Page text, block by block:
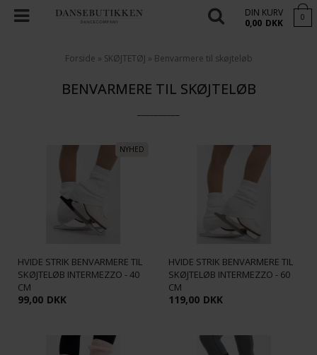
DIN KURV
0,00 DKK 0
Forside » SKØJTETØJ » Benvarmere til skøjteløb
BENVARMERE TIL SKØJTELØB
HVIDE STRIK BENVARMERE TIL
SKØJTELØB INTERMEZZO - 40
CM
99,00 DKK
HVIDE STRIK BENVARMERE TIL
SKØJTELØB INTERMEZZO - 60
CM
119,00 DKK